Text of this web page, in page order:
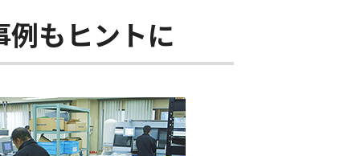
もヒントに